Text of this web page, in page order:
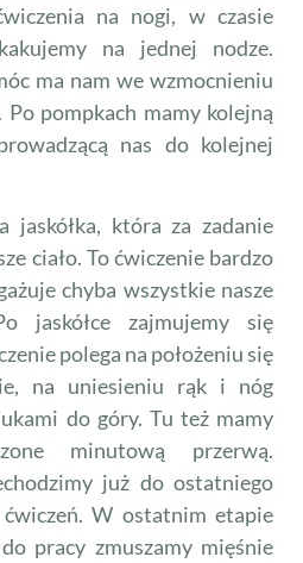
na nogi, w czasie
na jednej nodze.
ma nam we wzmocnieniu
pompkach mamy kolejną
nas do kolejnej
która za zadanie
ciało. To ćwiczenie bardzo
chyba wszystkie nasze
jaskółce zajmujemy się
polega na położeniu się
na uniesieniu rąk i nóg
do góry. Tu też mamy
minutową przerwą.
już do ostatniego
ćwiczeń. W ostatnim etapie
pracy zmuszamy mięśnie